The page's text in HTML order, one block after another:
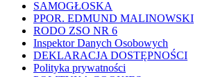
SAMOGŁOSKA
PPOR. EDMUND MALINOWSKI
RODO ZSO NR 6
Inspektor Danych Osobowych
DEKLARACJA DOSTĘPNOŚCI
Polityka prywatności